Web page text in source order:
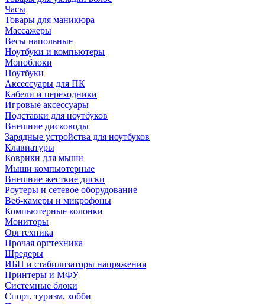
Часы
Товары для маникюра
Массажеры
Весы напольные
Ноутбуки и компьютеры
Моноблоки
Ноутбуки
Аксессуары для ПК
Кабели и переходники
Игровые аксессуары
Подставки для ноутбуков
Внешние дисководы
Зарядные устройства для ноутбуков
Клавиатуры
Коврики для мыши
Мыши компьютерные
Внешние жесткие диски
Роутеры и сетевое оборудование
Веб-камеры и микрофоны
Компьютерные колонки
Мониторы
Оргтехника
Прочая оргтехника
Шредеры
ИБП и стабилизаторы напряжения
Принтеры и МФУ
Системные блоки
Спорт, туризм, хобби